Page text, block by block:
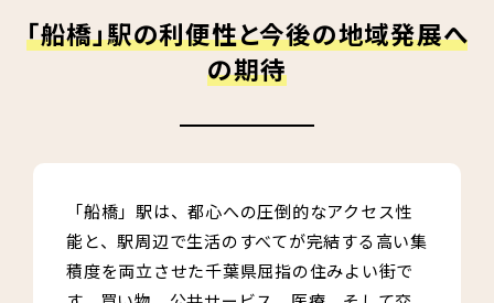
「船橋」駅の利便性と今後の地域発展へ
の期待
「船橋」駅は、都心への圧倒的なアクセス性
能と、駅周辺で生活のすべてが完結する高い集
積度を両立させた千葉県屈指の住みよい街で